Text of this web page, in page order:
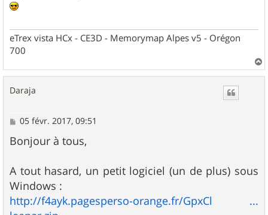
eTrex vista HCx - CE3D - Memorymap Alpes v5 - Orégon
700
a
Daraja
M
s
s
g
e
05 févr. 2017, 09:51
Bonjour à tous,
A tout hasard, un petit logiciel (un de plus) sous
Windows :
http://f4ayk.pagesperso-orange.fr/GpxCl ...